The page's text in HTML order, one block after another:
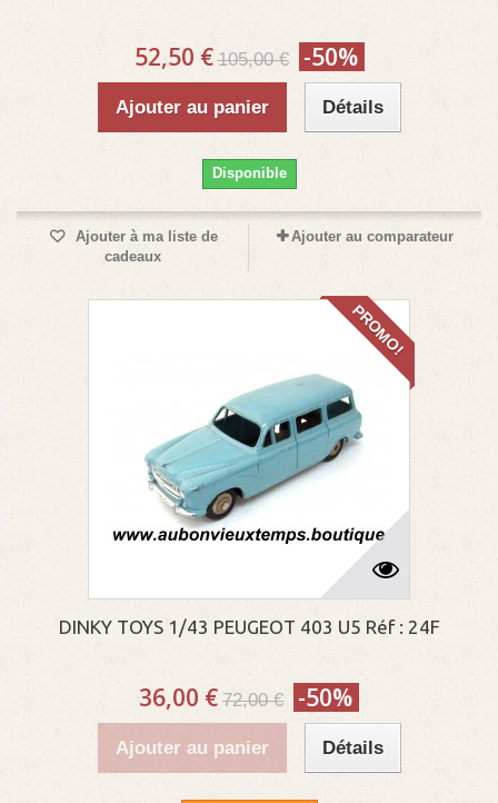
52,50 € 105,00 € -50%
Ajouter au panier Détails
Disponible
Ajouter à ma liste de
cadeaux
Ajouter au comparateur
PROMO!
DINKY TOYS 1/43 PEUGEOT 403 U5 Réf : 24F
36,00 € 72,00 € -50%
Ajouter au panier Détails